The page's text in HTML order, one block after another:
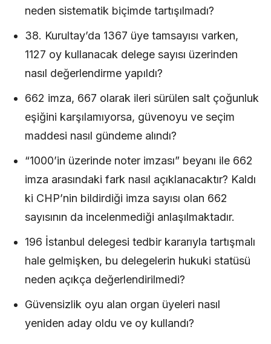
neden sistematik biçimde tartışılmadı?
38. Kurultay’da 1367 üye tamsayısı varken,
1127 oy kullanacak delege sayısı üzerinden
nasıl değerlendirme yapıldı?
662 imza, 667 olarak ileri sürülen salt çoğunluk
eşiğini karşılamıyorsa, güvenoyu ve seçim
maddesi nasıl gündeme alındı?
“1000’in üzerinde noter imzası” beyanı ile 662
imza arasındaki fark nasıl açıklanacaktır? Kaldı
ki CHP’nin bildirdiği imza sayısı olan 662
sayısının da incelenmediği anlaşılmaktadır.
196 İstanbul delegesi tedbir kararıyla tartışmalı
hale gelmişken, bu delegelerin hukuki statüsü
neden açıkça değerlendirilmedi?
Güvensizlik oyu alan organ üyeleri nasıl
yeniden aday oldu ve oy kullandı?